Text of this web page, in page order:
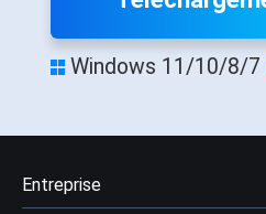
 Windows 11/10/8/7
Entreprise